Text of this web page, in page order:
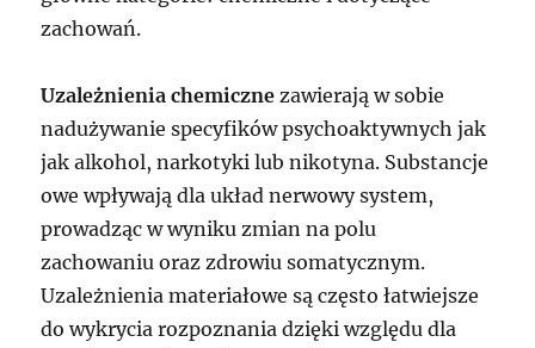
zachowań.
Uzależnienia chemiczne zawierają w sobie
nadużywanie specyfików psychoaktywnych jak
jak alkohol, narkotyki lub nikotyna. Substancje
owe wpływają dla układ nerwowy system,
prowadząc w wyniku zmian na polu
zachowaniu oraz zdrowiu somatycznym.
Uzależnienia materiałowe są często łatwiejsze
do wykrycia rozpoznania dzięki względu dla